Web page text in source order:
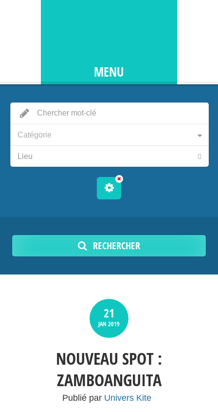
MENU
Catégorie
RECHERCHER
21
JAN 2019
NOUVEAU SPOT :
ZAMBOANGUITA
Publié par Univers Kite